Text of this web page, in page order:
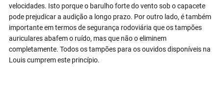
velocidades. Isto porque o barulho forte do vento sob o capacete
pode prejudicar a audição a longo prazo. Por outro lado, é também
importante em termos de segurança rodoviária que os tampões
auriculares abafem o ruído, mas que não o eliminem
completamente. Todos os tampões para os ouvidos disponíveis na
Louis cumprem este princípio.